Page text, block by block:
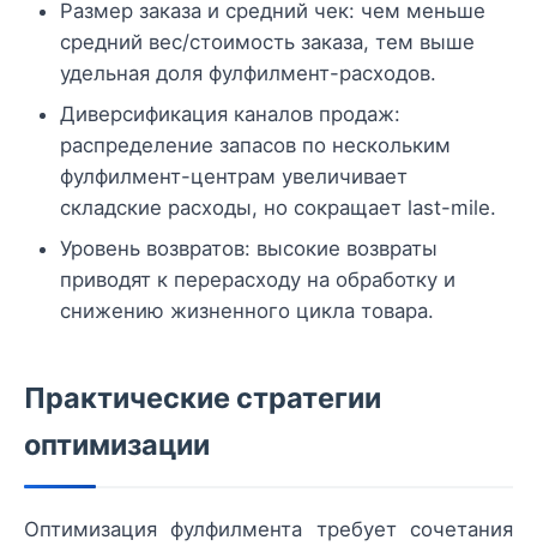
Размер заказа и средний чек: чем меньше
средний вес/стоимость заказа, тем выше
удельная доля фулфилмент-расходов.
Диверсификация каналов продаж:
распределение запасов по нескольким
фулфилмент-центрам увеличивает
складские расходы, но сокращает last-mile.
Уровень возвратов: высокие возвраты
приводят к перерасходу на обработку и
снижению жизненного цикла товара.
Практические стратегии
оптимизации
Оптимизация фулфилмента требует сочетания